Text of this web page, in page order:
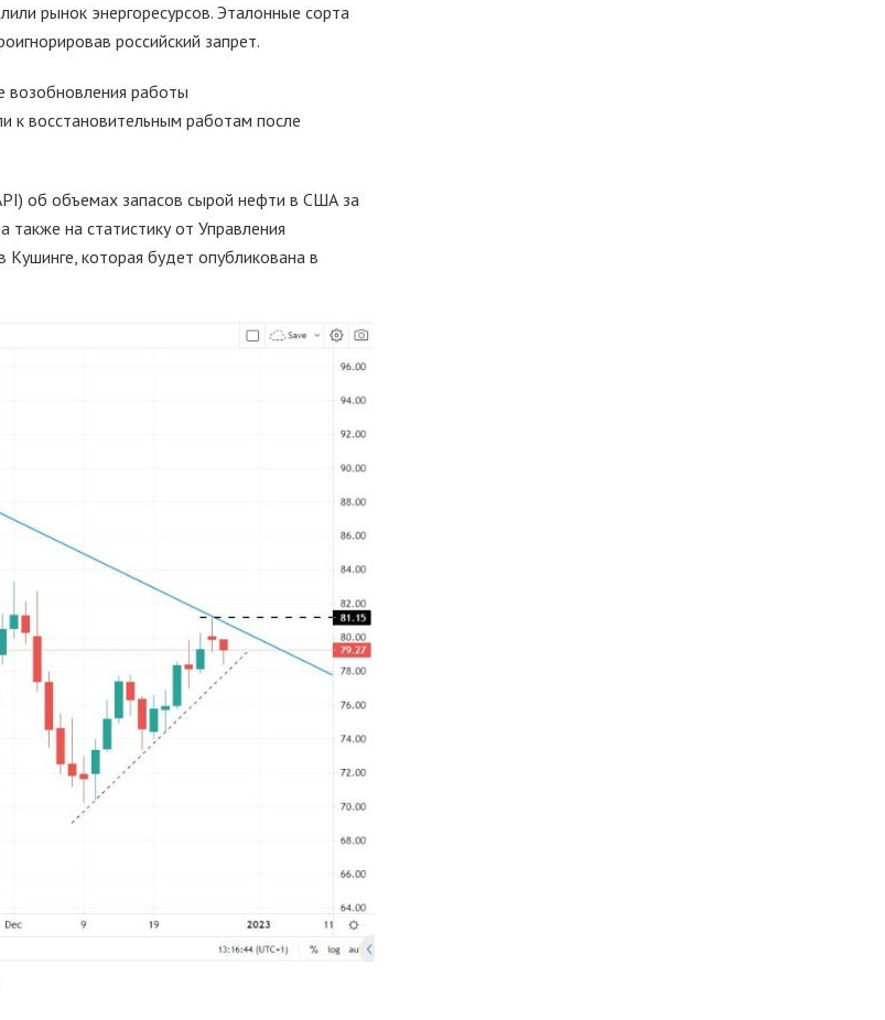
рынок энергоресурсов. Эталонные сорта
российский запрет.
возобновления работы
к восстановительным работам после
об объемах запасов сырой нефти в США за
на статистику от Управления
которая будет опубликована в